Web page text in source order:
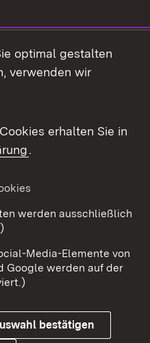
optimal gestalten
verwenden wir
erhalten Sie in
.
werden ausschließlich
Media-Elemente von
Google werden auf der
bestätigen